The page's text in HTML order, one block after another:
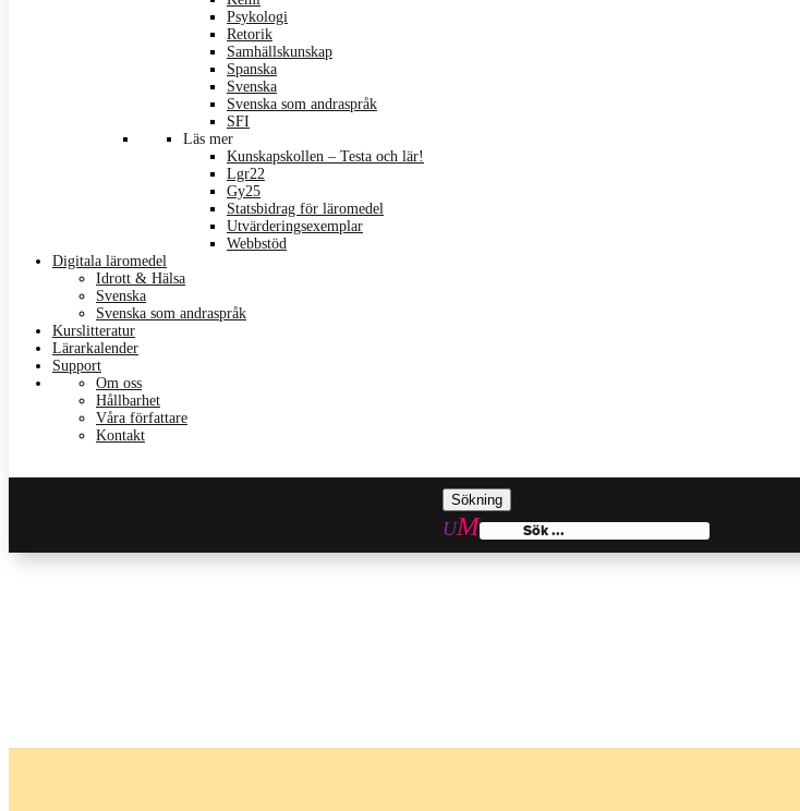
Psykologi
Retorik
Samhällskunskap
Spanska
Svenska
Svenska som andraspråk
SFI
Läs mer
Kunskapskollen – Testa och lär!
Lgr22
Gy25
Statsbidrag för läromedel
Utvärderingsexemplar
Webbstöd
Digitala läromedel
Idrott & Hälsa
Svenska
Svenska som andraspråk
Kurslitteratur
Lärarkalender
Support
Om oss
Hållbarhet
Våra författare
Kontakt
Sök
efter: